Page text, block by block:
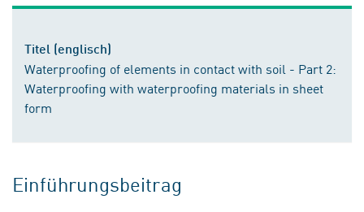
Titel (englisch)
Waterproofing of elements in contact with soil - Part 2:
Waterproofing with waterproofing materials in sheet
form
Einführungsbeitrag